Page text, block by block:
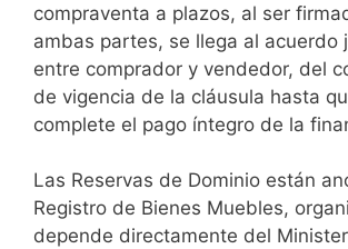
compraventa a plazos, al ser
ambas partes, se llega al acuerdo
entre comprador y vendedor, del
de vigencia de la cláusula hasta
complete el pago íntegro de la
Las Reservas de Dominio están
Registro de Bienes Muebles,
depende directamente del